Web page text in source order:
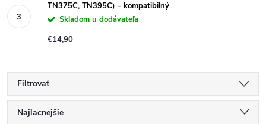
TN375C, TN395C) - kompatibilný
Skladom u dodávateľa
€14,90
Filtrovať
R
Najlacnejšie